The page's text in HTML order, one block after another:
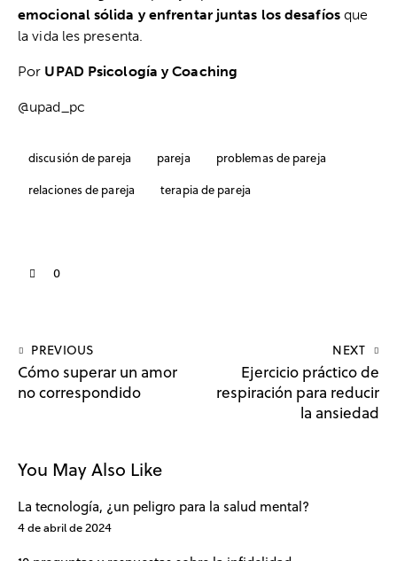
emocional sólida y enfrentar juntas los desafíosque
la vida les presenta.
Por UPAD Psicología y Coaching
@upad_pc
discusión de pareja pareja
problemas de pareja
relaciones de pareja
terapia de pareja
0
PREVIOUS
Cómo superar un amor
no correspondido
NEXT
Ejercicio práctico de
respiración para reducir
la ansiedad
You May Also Like
La tecnología, ¿un peligro para la salud mental?
4 de abril de 2024